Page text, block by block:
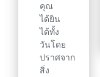
คุณ
ได้ยิน
ได้ทั้ง
วันโดย
ปราศจาก
สิ่ง